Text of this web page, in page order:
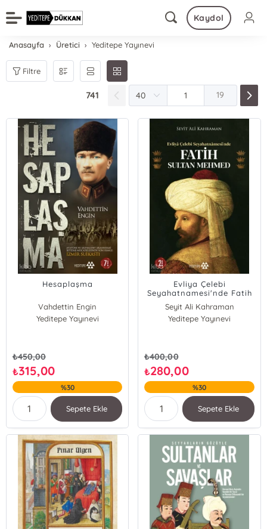
Kaydol
Anasayfa Üretici Yeditepe Yayınevi
Filtre
741 19
Hesaplaşma
Vahdettin Engin
Yeditepe Yayınevi
₺450,00
₺315,00
%30
Sepete Ekle
Evliya Çelebi
Seyahatnamesi'nde Fatih
Sultan Mehmed
Seyit Ali Kahraman
Yeditepe Yayınevi
₺400,00
₺280,00
%30
Sepete Ekle